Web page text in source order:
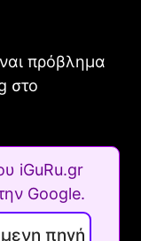
πρόβλημα
στο
iGuRu.gr
Google.
πηγή